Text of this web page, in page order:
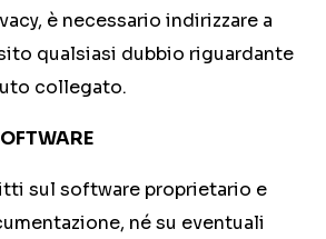
è necessario indirizzare a
qualsiasi dubbio riguardante
collegato.
sul software proprietario e
né su eventuali